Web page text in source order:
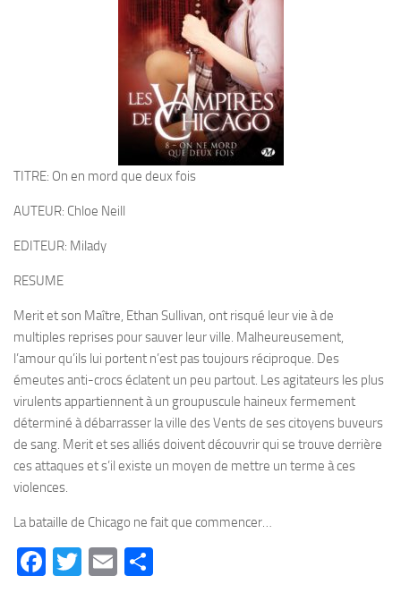
TITRE: On en mord que deux fois
AUTEUR: Chloe Neill
EDITEUR: Milady
RESUME
Merit et son Maître, Ethan Sullivan, ont risqué leur vie à de
multiples reprises pour sauver leur ville. Malheureusement,
l’amour qu’ils lui portent n’est pas toujours réciproque. Des
émeutes anti-crocs éclatent un peu partout. Les agitateurs les plus
virulents appartiennent à un groupuscule haineux fermement
déterminé à débarrasser la ville des Vents de ses citoyens buveurs
de sang. Merit et ses alliés doivent découvrir qui se trouve derrière
ces attaques et s’il existe un moyen de mettre un terme à ces
violences.
La bataille de Chicago ne fait que commencer…
Facebook
Twitter
Email